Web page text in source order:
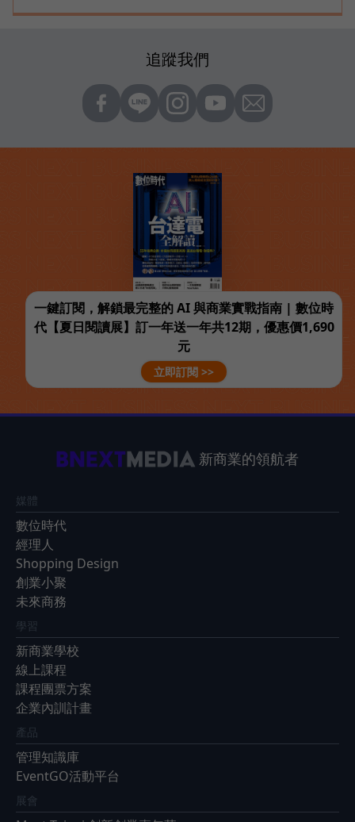
追蹤我們
一鍵訂閱，解鎖最完整的 AI 與商業實戰指南 | 數位時
代【夏日閱讀展】訂一年送一年共12期，優惠價1,690
元
立即訂閱 >>
新商業的領航者
媒體
數位時代
經理人
Shopping Design
創業小聚
未來商務
學習
新商業學校
線上課程
課程團票方案
企業內訓計畫
產品
管理知識庫
EventGO活動平台
展會